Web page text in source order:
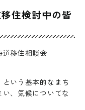
住検討中の皆
道移住相談会
という基本的なまち
、気候についてな